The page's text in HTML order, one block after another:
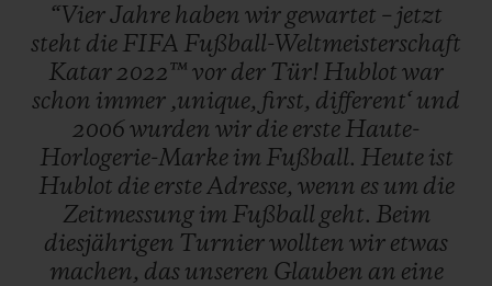
Weltmeisterschaft Katar 2022™,
einschließlich des Endspiels im Lusail-
Stadion in Doha am 18. Dezember,
ausüben. Mit mehr als 1 Milliarde
Zuschauern ist der FIFA Fußball-
Weltmeisterschaft™ das meistgesehene
Sportereignis der Welt. Die 129 offiziellen
Schiedsrichter werden alle Spiele mit der
“VierJahre haben wir gewartet – jetzt
steht die FIFA Fußball-Weltmeisterschaft
Katar2022™ vor der Tür! Hublot war
schon immer ‚unique, first, different‘ und
2006 wurden wir die erste Haute-
Horlogerie-Marke im Fußball. Heute ist
Hublot die ersteAdresse, wenn es um die
Zeitmessung im Fußball geht. Beim
diesjährigen Turnierwollten wir etwas
machen, das unseren Glauben an eine